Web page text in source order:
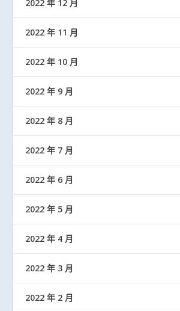
2022 年 12 月
2022 年 11 月
2022 年 10 月
2022 年 9 月
2022 年 8 月
2022 年 7 月
2022 年 6 月
2022 年 5 月
2022 年 4 月
2022 年 3 月
2022 年 2 月